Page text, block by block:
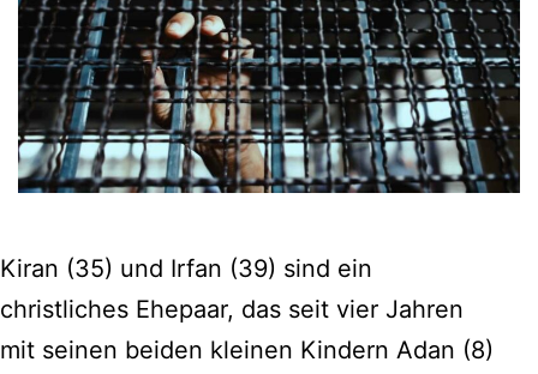
Kiran (35) und Irfan (39) sind ein
christliches Ehepaar, das seit vier Jahren
mit seinen beiden kleinen Kindern Adan (8)